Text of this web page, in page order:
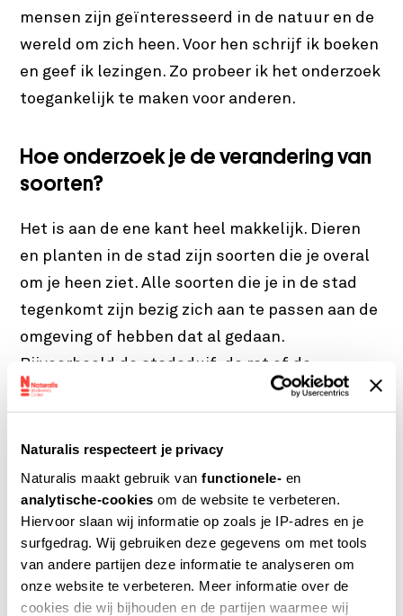
Naturalis respecteert je privacy
Naturalis maakt gebruik van functionele- en
analytische-cookies om de website te verbeteren.
Hiervoor slaan wij informatie op zoals je IP-adres en je
surfgedrag. Wij gebruiken deze gegevens om met tools
van andere partijen deze informatie te analyseren om
onze website te verbeteren. Meer informatie over de
cookies die wij bijhouden en de partijen waarmee wij
mensen zijn geïnteresseerd in de natuur en de
wereld om zich heen. Voor hen schrijf ik boeken
en geef ik lezingen. Zo probeer ik het onderzoek
toegankelijk te maken voor anderen.
Hoe onderzoek je de verandering van
soorten?
Het is aan de ene kant heel makkelijk. Dieren
en planten in de stad zijn soorten die je overal
om je heen ziet. Alle soorten die je in de stad
tegenkomt zijn bezig zich aan te passen aan de
omgeving of hebben dat al gedaan.
Bijvoorbeeld de stadsduif, de rat of de
paardenbloem. De stad is heel anders dan de
natuurlijke leefomgeving van deze soorten. Je
kunt een soort uit de stad op uiterlijk en gedrag
vergelijken met die van het platteland of uit
het bos.
Als het gedrag van een dier in de stad anders is
dan buiten de stad, kan dat aangeleerd zijn.
Een vos in de stad kijkt bijvoorbeeld eerst naar